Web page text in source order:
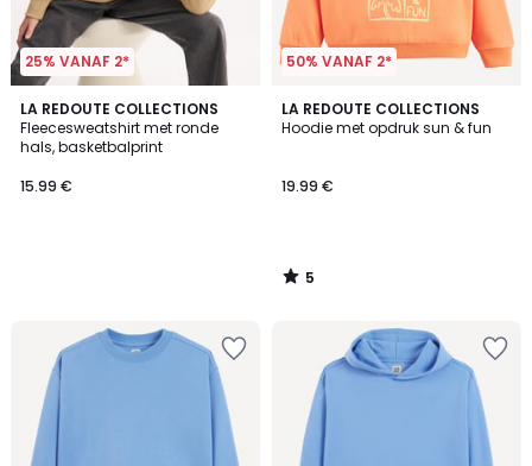
25% VANAF 2*
LA REDOUTE COLLECTIONS
Fleecesweatshirt met ronde
hals, basketbalprint
15.99 €
50% VANAF 2*
LA REDOUTE COLLECTIONS
Hoodie met opdruk sun & fun
19.99 €
5
/
5
/